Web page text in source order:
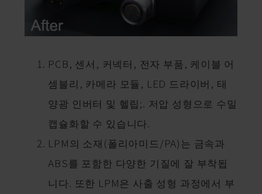
PCB, 센서, 커넥터, 전자 부품, 케이블 어
셈블리, 카메라 모듈, LED 드라이버, 태
양광 인버터 및 헬립;. 저압 성형으로 수밀
캡슐화할 수 있습니다.
LPM의 소재(폴리아미드/PA)는 금속과
ABS를 포함한 다양한 기질에 잘 부착됩
니다. 또한 LPM은 사출 성형 과정에서 부